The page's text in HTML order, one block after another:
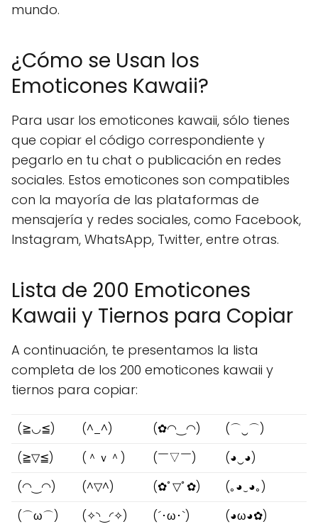
mundo.
¿Cómo se Usan los
Emoticones Kawaii?
Para usar los emoticones kawaii, sólo tienes
que copiar el código correspondiente y
pegarlo en tu chat o publicación en redes
sociales. Estos emoticones son compatibles
con la mayoría de las plataformas de
mensajería y redes sociales, como Facebook,
Instagram, WhatsApp, Twitter, entre otras.
Lista de 200 Emoticones
Kawaii y Tiernos para Copiar
A continuación, te presentamos la lista
completa de los 200 emoticones kawaii y
tiernos para copiar:
(≧◡≦) (^_^) (✿◠‿◠)
(⌒‿⌒)
(≧▽≦)
(＾ｖ＾) (￣▽￣)
(◕‿◕)
(◠‿◠)
(^▽^) (✿ﾟ▽ﾟ✿)
(｡◕‿◕｡)
(⌒ω⌒)
(✧◝‿◜✧) (´･ω･`)
(◕ω◕✿)